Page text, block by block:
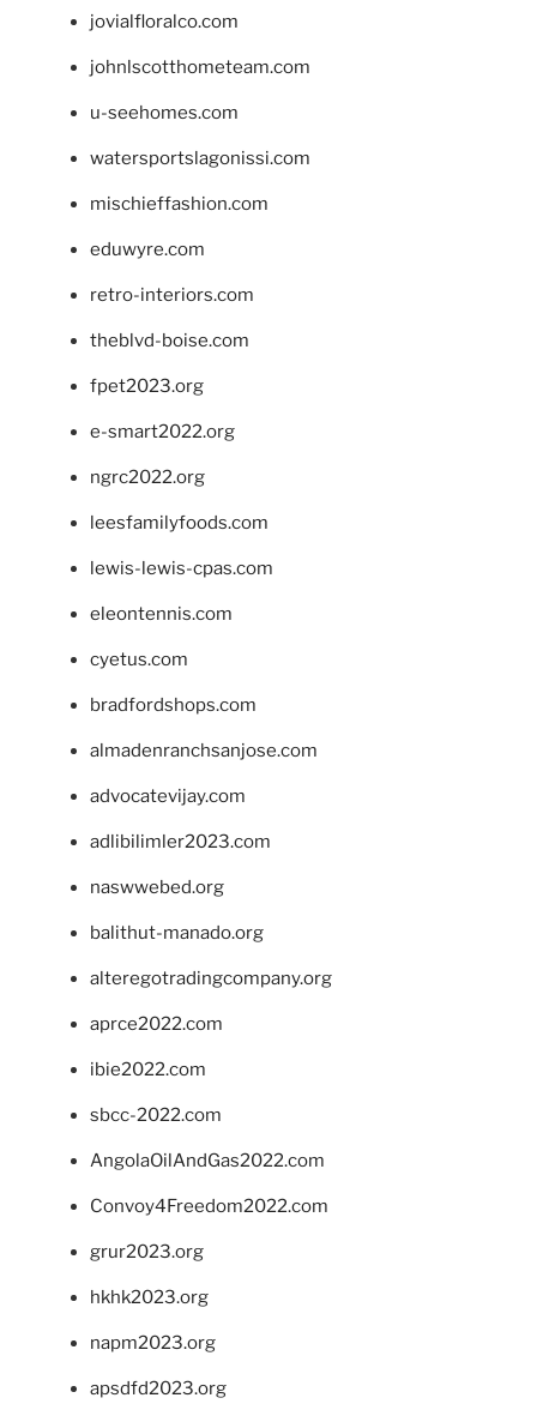
jovialfloralco.com
johnlscotthometeam.com
u-seehomes.com
watersportslagonissi.com
mischieffashion.com
eduwyre.com
retro-interiors.com
theblvd-boise.com
fpet2023.org
e-smart2022.org
ngrc2022.org
leesfamilyfoods.com
lewis-lewis-cpas.com
eleontennis.com
cyetus.com
bradfordshops.com
almadenranchsanjose.com
advocatevijay.com
adlibilimler2023.com
naswwebed.org
balithut-manado.org
alteregotradingcompany.org
aprce2022.com
ibie2022.com
sbcc-2022.com
AngolaOilAndGas2022.com
Convoy4Freedom2022.com
grur2023.org
hkhk2023.org
napm2023.org
apsdfd2023.org